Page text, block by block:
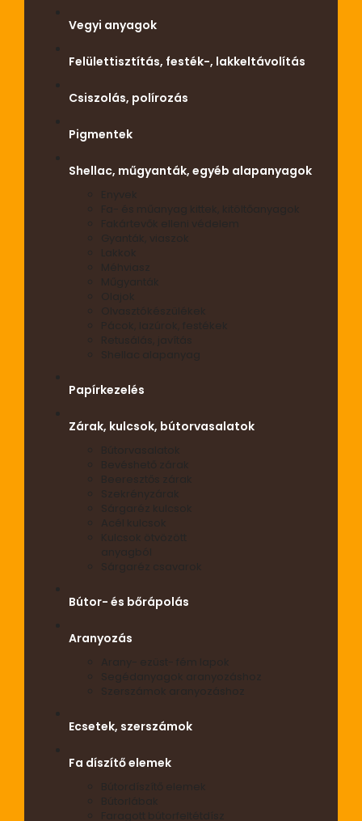
Vegyi anyagok
Felülettisztítás, festék-, lakkeltávolítás
Csiszolás, polírozás
Pigmentek
Shellac, műgyanták, egyéb alapanyagok
Enyvek
Fa- és műanyag kittek, kitöltőanyagok
Fakártevők elleni védelem
Gyanták, viaszok
Lakkok
Méhviasz
Műgyanták
Olajok
Olvasztókészülékek
Pácok, lazúrok, festékek
Retusálás, javítás
Papírkezelés
Zárak, kulcsok, bútorvasalatok
Bútorvasalatok
Bevéshető zárak
Beeresztős zárak
Szekrényzárak
Sárgaréz kulcsok
Acél kulcsok
Kulcsok ötvözött
Sárgaréz csavarok
Bútor- és bőrápolás
Aranyozás
Arany- ezüst- fém lapok
Segédanyagok aranyozáshoz
Szerszámok aranyozáshoz
Ecsetek, szerszámok
Fa díszítő elemek
Bútordíszítő elemek
Bútorlábak
Faragott bútorfeltétdísz